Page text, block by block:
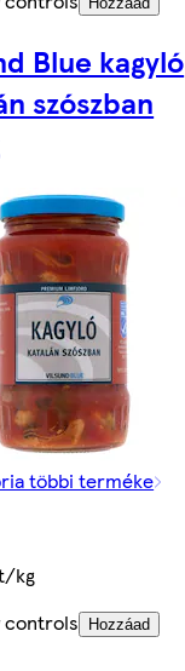
Blue kagyló
szószban
többi terméke
kg
controls Hozzáad